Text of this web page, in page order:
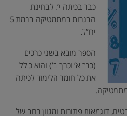
כבר בכיתה י’, לבחינת
הבגרות במתמטיקה ברמת 5
יח”ל.
הספר מובא בשני כרכים
(כרך א’ וכרך ב’) והוא כולל
את כל חומר הלימוד לכיתה
דוגמאות פתורות ומגוון רחב של